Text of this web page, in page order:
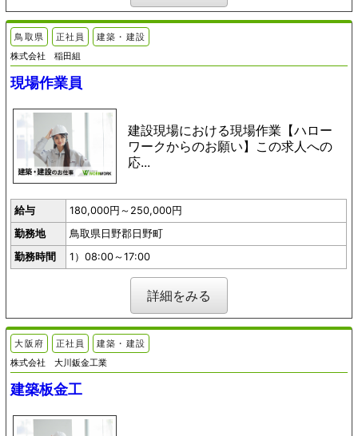
鳥取県 正社員
建築・建設
株式会社 稲田組
現場作業員
建設現場における現場作業【ハロー
ワークからのお願い】この求人への
応...
給与
180,000円～250,000円
勤務地
鳥取県日野郡日野町
勤務時間
1）08:00～17:00
詳細をみる
大阪府 正社員
建築・建設
株式会社 大川鈑金工業
建築板金工